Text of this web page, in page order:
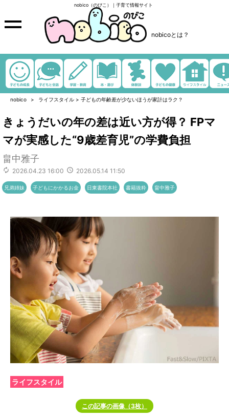
nobico（のびこ）｜子育て情報サイト
nobicoとは？
nobico ライフスタイル > 子どもの年齢差が少ないほうが家計はラク？
きょうだいの年の差は近い方が得？ FPマ
マが実感した“9歳差育児”の学費負担
畠中雅子
2026.04.23 16:00 2026.05.14 11:50
兄弟姉妹 子どもにかかるお金 日東書院本社 書籍抜粋 畠中雅子
ライフスタイル
この記事の画像（3枚）